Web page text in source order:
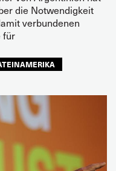
die Notwendigkeit
verbundenen
für